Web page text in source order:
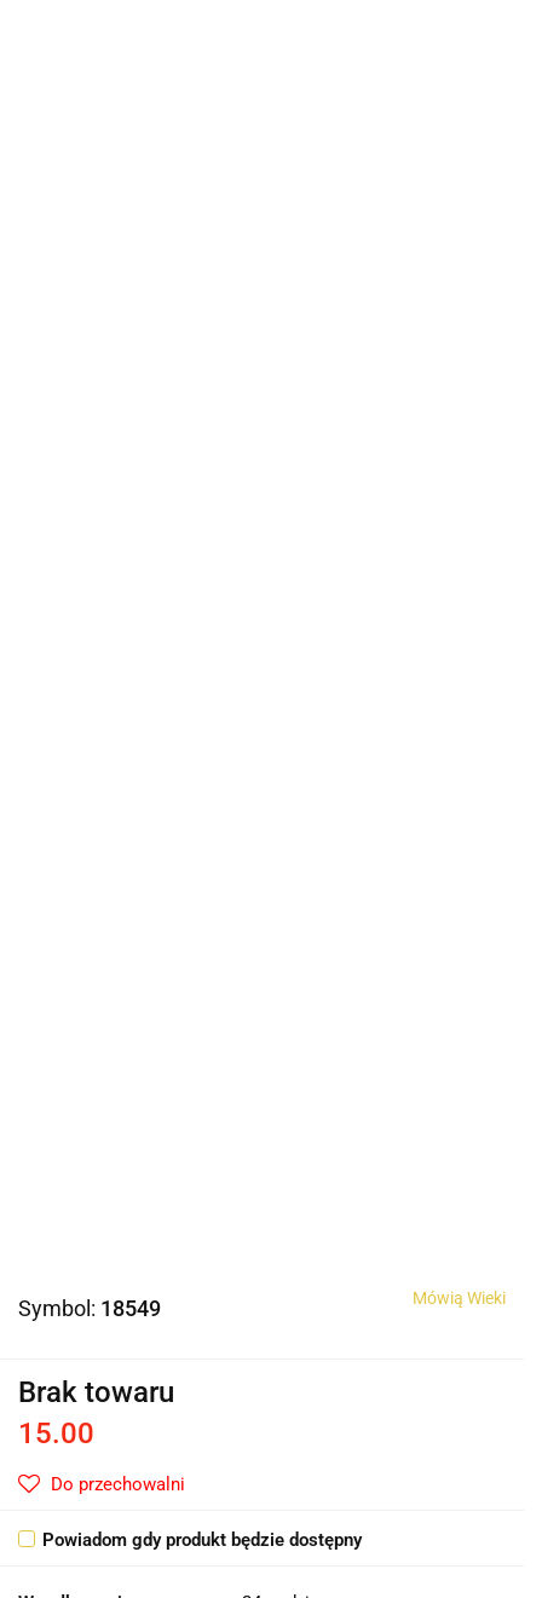
Symbol: 18549 Mówią Wieki
Brak towaru
15.00
Do przechowalni
Powiadom gdy produkt będzie dostępny